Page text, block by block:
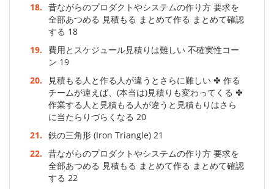
18. 昔ながらのプロダクトやシステムの作り方 要求を
全部あつめる 見積もる まとめて作る まとめて確認
する 18
19. 費用とスケジュール見積りは難しい 不確実性コー
ン 19
20.
見積もる人と作る人が違うとさらに難しい ✤ 作る
チームが違えば、(本当は)見積りも変わってくる ✤
作業する人と見積もる人が違うと見積もりはさら
に当たらりづらくなる 20
21. 鉄の三角形 (Iron Triangle) 21
22. 昔ながらのプロダクトやシステムの作り方 要求を
全部あつめる 見積もる まとめて作る まとめて確認
する 22